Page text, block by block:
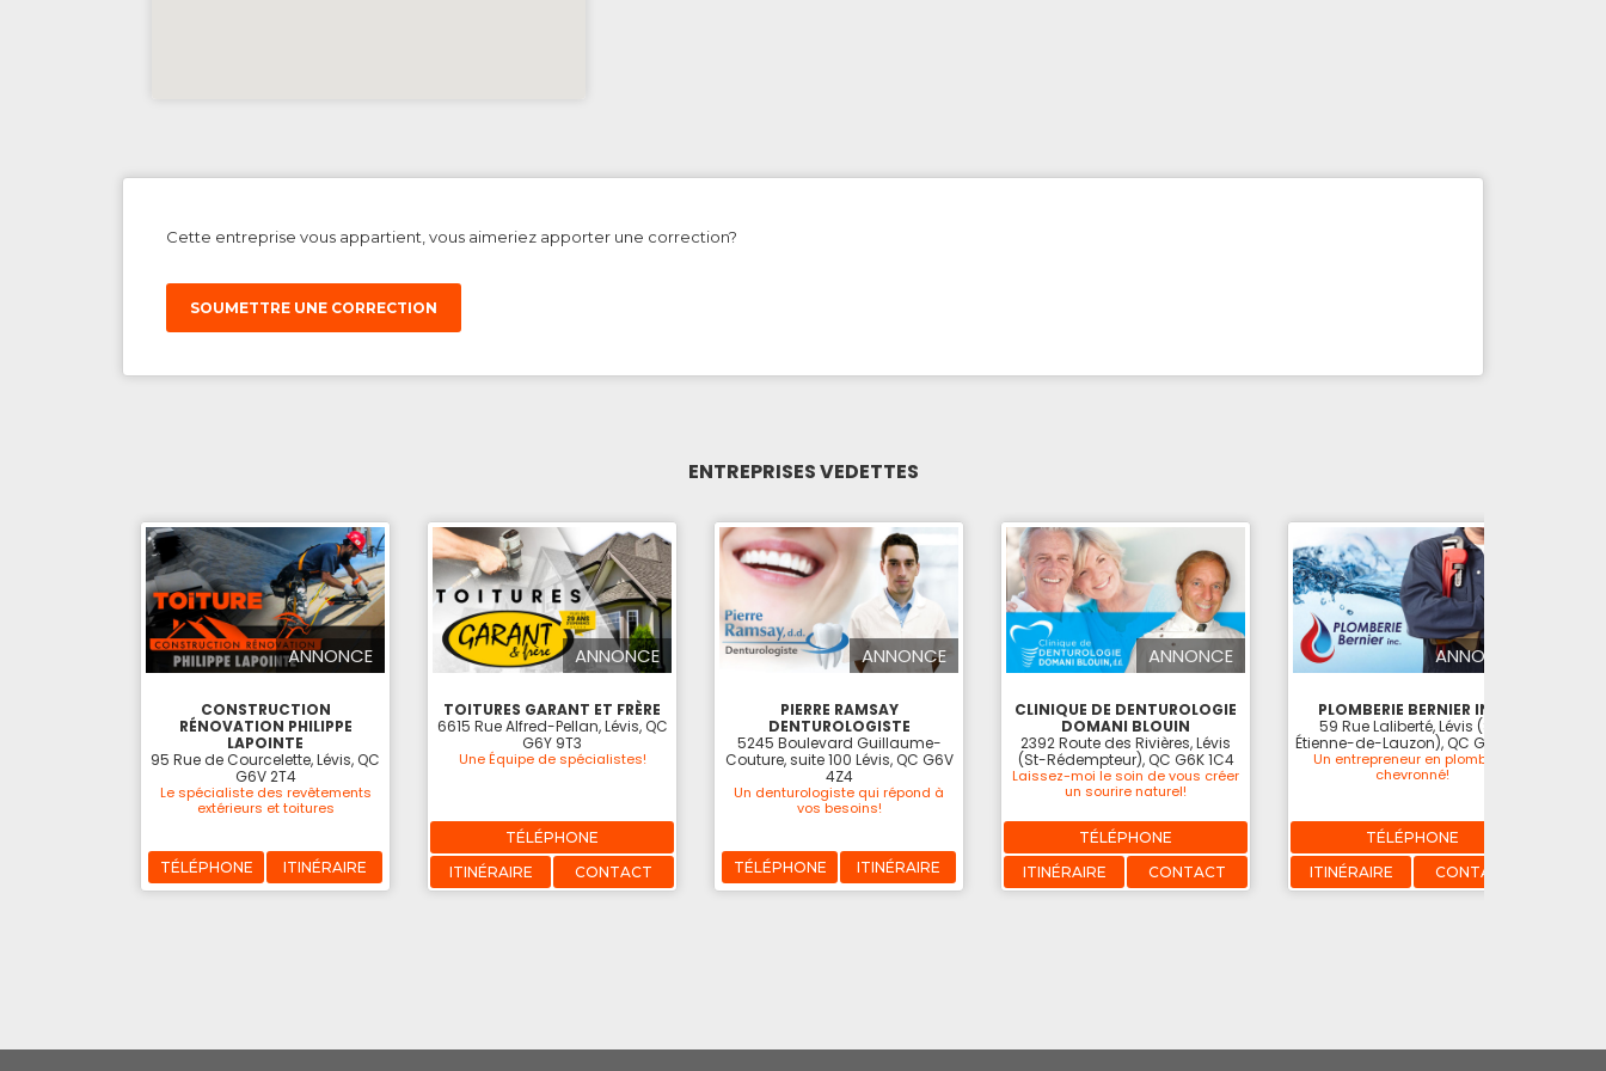
Cette entreprise vous appartient, vous aimeriez apporter une correction?
SOUMETTRE UNE CORRECTION
ENTREPRISES VEDETTES
ANNONCE
CONSTRUCTION
RÉNOVATION PHILIPPE
LAPOINTE
95 Rue de Courcelette, Lévis, QC
G6V 2T4
Le spécialiste des revêtements
extérieurs et toitures
TÉLÉPHONE ITINÉRAIRE
ANNONCE
TOITURES GARANT ET FRÈRE
6615 Rue Alfred-Pellan, Lévis, QC
G6Y 9T3
Une Équipe de spécialistes!
TÉLÉPHONE
ITINÉRAIRE
CONTACT
ANNONCE
PIERRE RAMSAY
DENTUROLOGISTE
5245 Boulevard Guillaume-
Couture, suite 100 Lévis, QC G6V
4Z4
Un denturologiste qui répond à
vos besoins!
TÉLÉPHONE ITINÉRAIRE
ANNONCE
CLINIQUE DE DENTUROLOGIE
DOMANI BLOUIN
2392 Route des Rivières, Lévis
(St-Rédempteur), QC G6K 1C4
Laissez-moi le soin de vous créer
un sourire naturel!
TÉLÉPHONE
ITINÉRAIRE
CONTACT
ANNONCE
PLOMBERIE BERNIER INC.
59 Rue Laliberté, Lévis (St-
Étienne-de-Lauzon), QC G6J 1Z5
Un entrepreneur en plomberie
chevronné!
TÉLÉPHONE
ITINÉRAIRE
CONTACT